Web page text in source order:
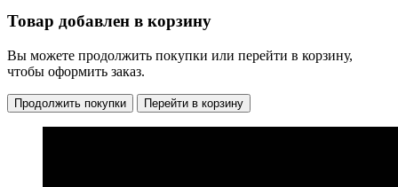
Товар добавлен в корзину
Вы можете продолжить покупки или перейти в корзину,
чтобы оформить заказ.
Продолжить покупки Перейти в корзину